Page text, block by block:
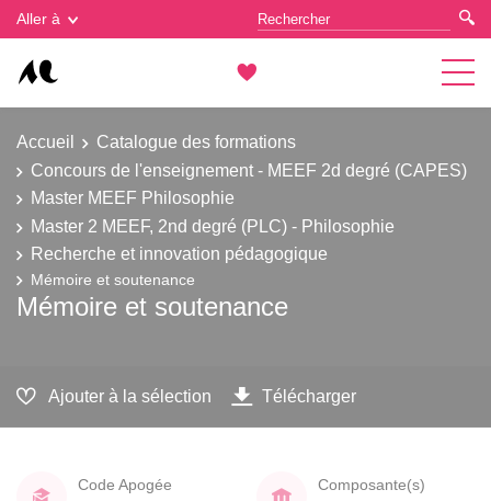
Aller à
Accueil
Catalogue des formations
Concours de l'enseignement - MEEF 2d degré (CAPES)
Master MEEF Philosophie
Master 2 MEEF, 2nd degré (PLC) - Philosophie
Recherche et innovation pédagogique
Mémoire et soutenance
Mémoire et soutenance
Ajouter à la sélection Télécharger
Code Apogée
Composante(s)
Gestion des cookies